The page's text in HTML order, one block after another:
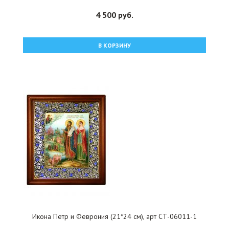
4 500 руб.
В КОРЗИНУ
Икона Петр и Феврония (21*24 см), арт СТ-06011-1